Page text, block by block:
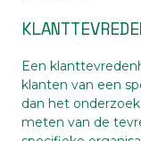
Een
klanten van een
dan het
meten van de